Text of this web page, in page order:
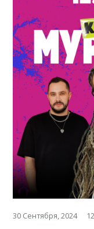
30 Сентября, 2024